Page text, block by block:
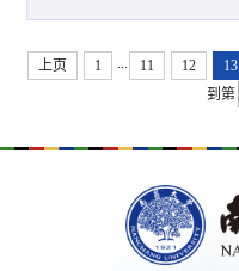
上页 1 ... 11 12 13
到第